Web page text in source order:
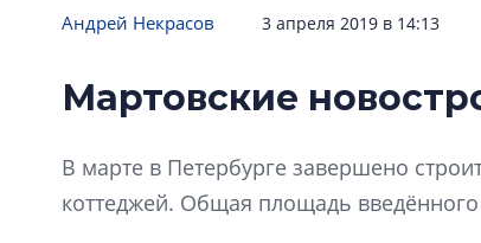
Андрей Некрасов 3 апреля 2019 в 14:13
Мартовские
В марте в Петербурге завершено
коттеджей. Общая площадь